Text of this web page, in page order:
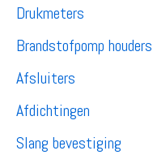
Drukmeters
Brandstofpomp houders
Afsluiters
Afdichtingen
Slang bevestiging